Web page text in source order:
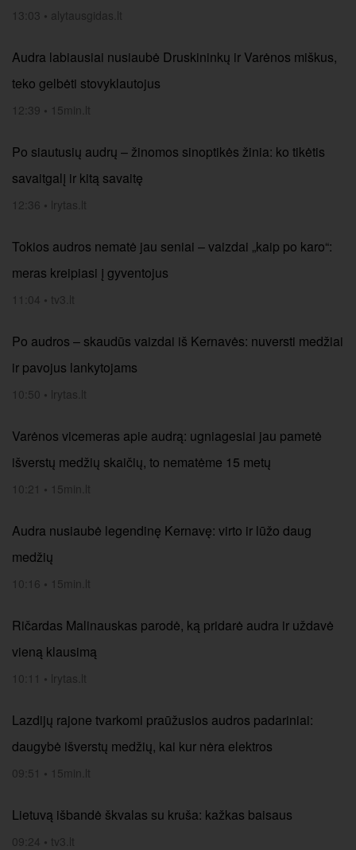
13:03 • alytausgidas.lt
Audra labiausiai nusiaubė Druskininkų ir Varėnos miškus,
teko gelbėti stovyklautojus
12:39 • 15min.lt
Po siautusių audrų – žinomos sinoptikės žinia: ko tikėtis
savaitgalį ir kitą savaitę
12:36 • lrytas.lt
Tokios audros nematė jau seniai – vaizdai „kaip po karo“:
meras kreipiasi į gyventojus
11:04 • tv3.lt
Po audros – skaudūs vaizdai iš Kernavės: nuversti medžiai
ir pavojus lankytojams
10:50 • lrytas.lt
Varėnos vicemeras apie audrą: ugniagesiai jau pametė
išverstų medžių skaičių, to nematėme 15 metų
10:21 • 15min.lt
Audra nusiaubė legendinę Kernavę: virto ir lūžo daug
medžių
10:16 • 15min.lt
Ričardas Malinauskas parodė, ką pridarė audra ir uždavė
vieną klausimą
10:11 • lrytas.lt
Lazdijų rajone tvarkomi praūžusios audros padariniai:
daugybė išverstų medžių, kai kur nėra elektros
09:51 • 15min.lt
Lietuvą išbandė škvalas su kruša: kažkas baisaus
09:24 • tv3.lt